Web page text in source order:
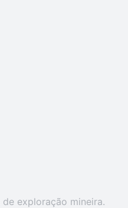
exploração mineira.